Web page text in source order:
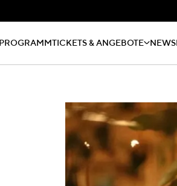
PROGRAMMTICKETS & ANGEBOTE NEWS